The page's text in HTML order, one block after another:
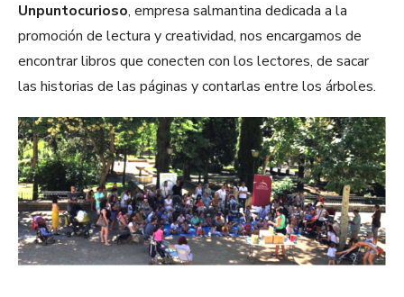
Unpuntocurioso, empresa salmantina dedicada a la
promoción de lectura y creatividad, nos encargamos de
encontrar libros que conecten con los lectores, de sacar
las historias de las páginas y contarlas entre los árboles.